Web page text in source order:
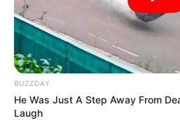
BUZZDAY
He Was Just A Step Away From
Laugh